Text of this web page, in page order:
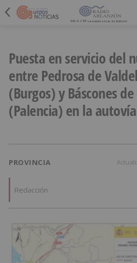
Puesta en servicio del
entre Pedrosa de
(Burgos) y Báscones
(Palencia) en la
PROVINCIA
Redacción